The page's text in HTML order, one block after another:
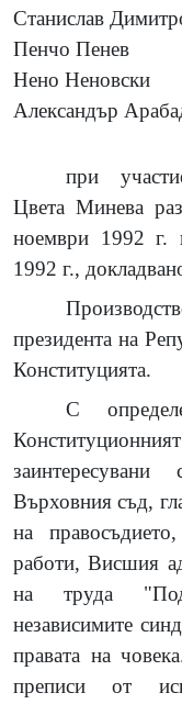
Станислав
Пенчо Пенев
Нено Неновски
Александър
при
Цвета Минева
ноември 1992 г.
1992 г.,
президента на
Конституцията.
С
Върховния съд,
на
работи, Висшия
на труда
независимите
правата на
преписи от